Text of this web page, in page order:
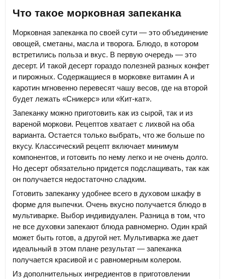
Что такое морковная запеканка
Морковная запеканка по своей сути — это объединение
овощей, сметаны, масла и творога. Блюдо, в котором
встретились польза и вкус. В первую очередь — это
десерт. И такой десерт гораздо полезней разных конфет
и пирожных. Содержащиеся в морковке витамин А и
каротин мгновенно перевесят чашу весов, где на второй
будет лежать «Сникерс» или «Кит-кат».
Запеканку можно приготовить как из сырой, так и из
вареной моркови. Рецептов хватает с лихвой на оба
варианта. Остается только выбрать, что же больше по
вкусу. Классический рецепт включает минимум
компонентов, и готовить по нему легко и не очень долго.
Но десерт обязательно придется подслащивать, так как
он получается недостаточно сладким.
Готовить запеканку удобнее всего в духовом шкафу в
форме для выпечки. Очень вкусно получается блюдо в
мультиварке. Выбор индивидуален. Разница в том, что
не все духовки запекают блюда равномерно. Один край
может быть готов, а другой нет. Мультиварка же дает
идеальный в этом плане результат — запеканка
получается красивой и с равномерным колером.
Из дополнительных ингредиентов в приготовлении